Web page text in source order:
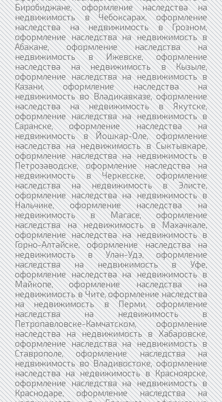
Биробиджане, оформление наследства на
недвижимость в Чебоксарах, оформление
наследства на недвижимость в Грозном,
оформление наследства на недвижимость в
Абакане, оформление наследства на
недвижимость в Ижевске, оформление
наследства на недвижимость в Кызыле,
оформление наследства на недвижимость в
Казани, оформление наследства на
недвижимость во Владикавказе, оформление
наследства на недвижимость в Якутске,
оформление наследства на недвижимость в
Саранске, оформление наследства на
недвижимость в Йошкар-Оле, оформление
наследства на недвижимость в Сыктывкаре,
оформление наследства на недвижимость в
Петрозаводске, оформление наследства на
недвижимость в Черкесске, оформление
наследства на недвижимость в Элисте,
оформление наследства на недвижимость в
Нальчике, оформление наследства на
недвижимость в Магасе, оформление
наследства на недвижимость в Махачкале,
оформление наследства на недвижимость в
Горно-Алтайске, оформление наследства на
недвижимость в Улан-Удэ, оформление
наследства на недвижимость в Уфе,
оформление наследства на недвижимость в
Майкопе, оформление наследства на
недвижимость в Чите, оформление наследства
на недвижимость в Перми, оформление
наследства на недвижимость в
Петропавловске-Камчатском, оформление
наследства на недвижимость в Хабаровске,
оформление наследства на недвижимость в
Ставрополе, оформление наследства на
недвижимость во Владивостоке, оформление
наследства на недвижимость в Красноярске,
оформление наследства на недвижимость в
Краснодаре, оформление наследства на